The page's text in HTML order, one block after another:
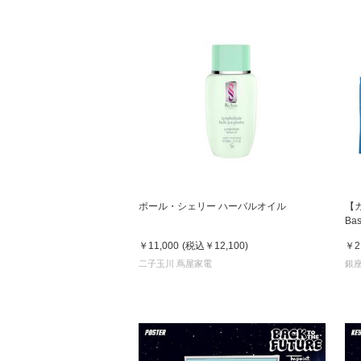
ポール・シェリー ハーバルオイル
￥11,000 (税込 ￥12,100)
二子玉川 蔦屋家電
￥
銀